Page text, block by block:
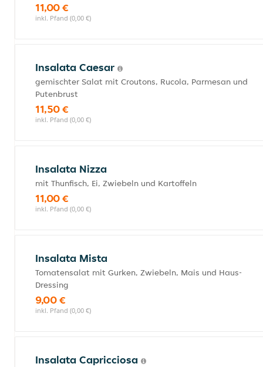
11,00 €
inkl. Pfand (0,00 €)
Insalata Caesar
gemischter Salat mit Croutons, Rucola, Parmesan und
Putenbrust
11,50 €
inkl. Pfand (0,00 €)
Insalata Nizza
mit Thunfisch, Ei, Zwiebeln und Kartoffeln
11,00 €
inkl. Pfand (0,00 €)
Insalata Mista
Tomatensalat mit Gurken, Zwiebeln, Mais und Haus-
Dressing
9,00 €
inkl. Pfand (0,00 €)
Insalata Capricciosa